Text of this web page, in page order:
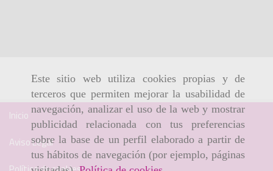
Este sitio web utiliza cookies propias y de
terceros que permiten mejorar la usabilidad de
navegación, analizar el uso de la web y mostrar
publicidad relacionada con tus preferencias
sobre la base de un perfil elaborado a partir de
tus hábitos de navegación (por ejemplo, páginas
Inicio
Aviso Legal